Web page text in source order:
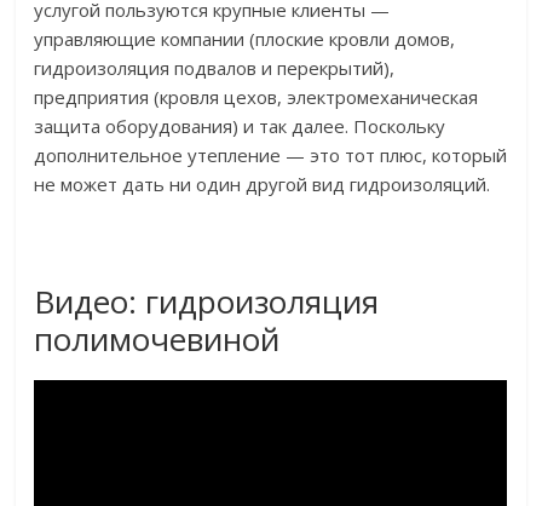
услугой пользуются крупные клиенты —
управляющие компании (плоские кровли домов,
гидроизоляция подвалов и перекрытий),
предприятия (кровля цехов, электромеханическая
защита оборудования) и так далее. Поскольку
дополнительное утепление — это тот плюс, который
не может дать ни один другой вид гидроизоляций.
Видео: гидроизоляция
полимочевиной